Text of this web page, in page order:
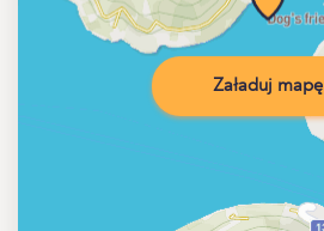
Załaduj mapę